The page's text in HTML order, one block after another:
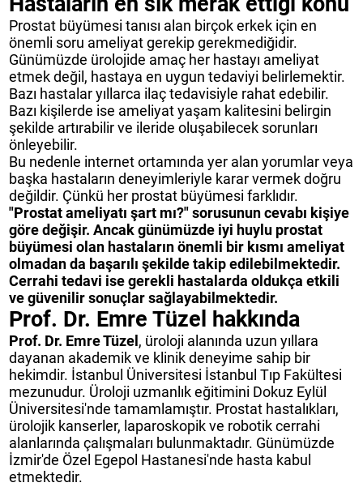
Prostat büyümesi tanısı alan birçok erkek için en
önemli soru ameliyat gerekip gerekmediğidir.
Günümüzde ürolojide amaç her hastayı ameliyat
etmek değil, hastaya en uygun tedaviyi belirlemektir.
Bazı hastalar yıllarca ilaç tedavisiyle rahat edebilir.
Bazı kişilerde ise ameliyat yaşam kalitesini belirgin
şekilde artırabilir ve ileride oluşabilecek sorunları
önleyebilir.
Bu nedenle internet ortamında yer alan yorumlar veya
başka hastaların deneyimleriyle karar vermek doğru
değildir. Çünkü her prostat büyümesi farklıdır.
"Prostat ameliyatı şart mı?" sorusunun cevabı kişiye
göre değişir. Ancak günümüzde iyi huylu prostat
büyümesi olan hastaların önemli bir kısmı ameliyat
olmadan da başarılı şekilde takip edilebilmektedir.
Cerrahi tedavi ise gerekli hastalarda oldukça etkili
ve güvenilir sonuçlar sağlayabilmektedir.
Prof. Dr. Emre Tüzel hakkında
Prof. Dr. Emre Tüzel , üroloji alanında uzun yıllara
dayanan akademik ve klinik deneyime sahip bir
hekimdir. İstanbul Üniversitesi İstanbul Tıp Fakültesi
mezunudur. Üroloji uzmanlık eğitimini Dokuz Eylül
Üniversitesi'nde tamamlamıştır. Prostat hastalıkları,
ürolojik kanserler, laparoskopik ve robotik cerrahi
alanlarında çalışmaları bulunmaktadır. Günümüzde
İzmir'de Özel Egepol Hastanesi'nde hasta kabul
etmektedir.